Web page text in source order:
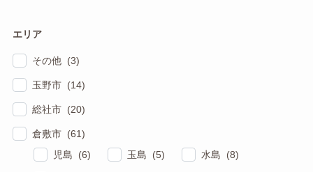
エリア
その他 (3)
玉野市 (14)
総社市 (20)
倉敷市 (61)
児島 (6)
玉島 (5) 水島 (8)